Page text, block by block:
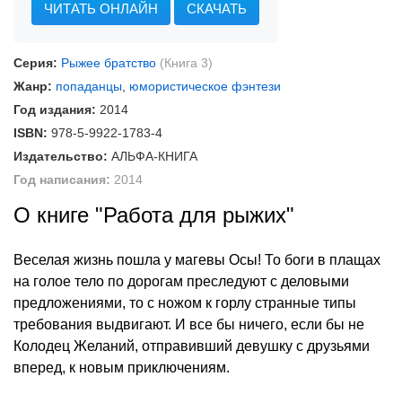
ЧИТАТЬ ОНЛАЙН СКАЧАТЬ
Серия: Рыжее братство (Книга 3)
Жанр: попаданцы, юмористическое фэнтези
Год издания: 2014
ISBN: 978-5-9922-1783-4
Издательство: АЛЬФА-КНИГА
Год написания: 2014
О книге "Работа для рыжих"
Веселая жизнь пошла у магевы Осы! То боги в плащах
на голое тело по дорогам преследуют с деловыми
предложениями, то с ножом к горлу странные типы
требования выдвигают. И все бы ничего, если бы не
Колодец Желаний, отправивший девушку с друзьями
вперед, к новым приключениям.